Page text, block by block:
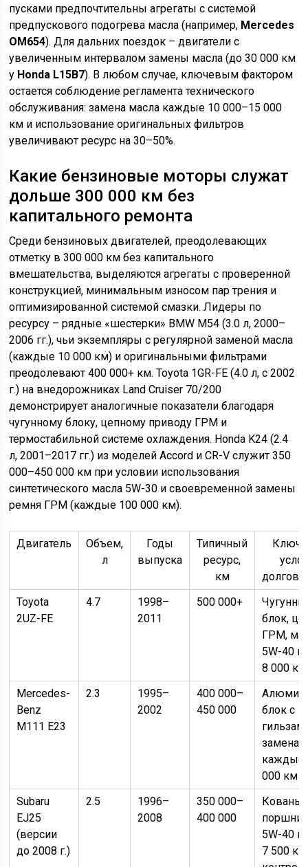
пусками предпочтительны агрегаты с системой
предпускового подогрева масла (например, Mercedes
OM654). Для дальних поездок – двигатели с
увеличенным интервалом замены масла (до 30 000 км
у Honda L15B7). В любом случае, ключевым фактором
остается соблюдение регламента технического
обслуживания: замена масла каждые 10 000–15 000
км и использование оригинальных фильтров
увеличивают ресурс на 30–50%.
Какие бензиновые моторы служат
дольше 300 000 км без
капитального ремонта
Среди бензиновых двигателей, преодолевающих
отметку в 300 000 км без капитального
вмешательства, выделяются агрегаты с проверенной
конструкцией, минимальным износом пар трения и
оптимизированной системой смазки. Лидеры по
ресурсу – рядные «шестерки» BMW M54 (3.0 л, 2000–
2006 гг.), чьи экземпляры с регулярной заменой масла
(каждые 10 000 км) и оригинальными фильтрами
преодолевают 400 000+ км. Toyota 1GR-FE (4.0 л, с 2002
г.) на внедорожниках Land Cruiser 70/200
демонстрирует аналогичные показатели благодаря
чугунному блоку, цепному приводу ГРМ и
термостабильной системе охлаждения. Honda K24 (2.4
л, 2001–2017 гг.) из моделей Accord и CR-V служит 350
000–450 000 км при условии использования
синтетического масла 5W-30 и своевременной замены
ремня ГРМ (каждые 100 000 км).
Двигатель
Объем,
л
Годы
выпуска
Типичный
ресурс,
км
Toyota
2UZ-FE
4.7
1998–
2011
500 000+
блок,
ГРМ,
5W-40
8 000 км
Mercedes-
Benz
M111 E23
2.3
1995–
2002
400 000–
450 000
блок с
замена
каждые
000 км
Subaru
EJ25
(версии
до 2008 г.)
2.5
1996–
2008
350 000–
400 000
поршни,
5W-40
7 500